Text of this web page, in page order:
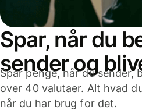
Spar, når du
sender og
Spar penge, når du sender,
over 40 valutaer. Alt hvad
når du har brug for det.